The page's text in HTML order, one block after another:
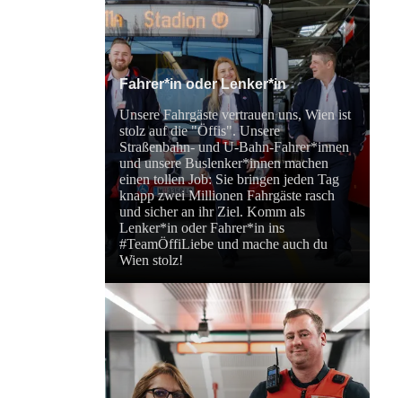
Fahrer*in oder Lenker*in
Unsere Fahrgäste vertrauen uns, Wien ist
stolz auf die "Öffis". Unsere
Straßenbahn- und U-Bahn-Fahrer*innen
und unsere Buslenker*innen machen
einen tollen Job: Sie bringen jeden Tag
knapp zwei Millionen Fahrgäste rasch
und sicher an ihr Ziel. Komm als
Lenker*in oder Fahrer*in ins
#TeamÖffiLiebe und mache auch du
Wien stolz!